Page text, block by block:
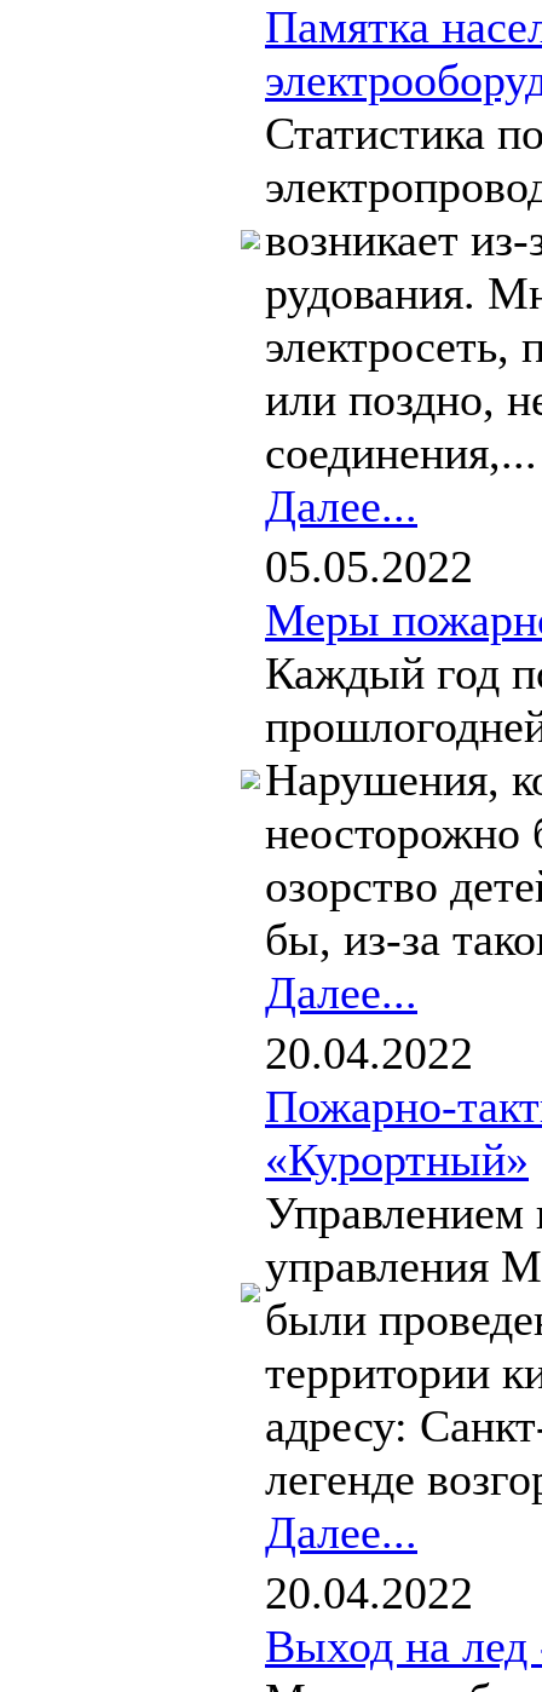
Памятка
Статистика
возникает
рудования.
электросеть,
или поздно,
соединения,...
Далее...
05.05.2022
Меры
Каждый год
Нарушения,
неосторожно
озорство
бы, из-за
Далее...
20.04.2022
Пожарно-
«Курортный»
Управлением
управления
были
территории
адресу:
легенде
Далее...
20.04.2022
Выход на